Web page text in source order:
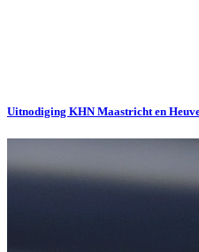
Uitnodiging KHN Maastricht en